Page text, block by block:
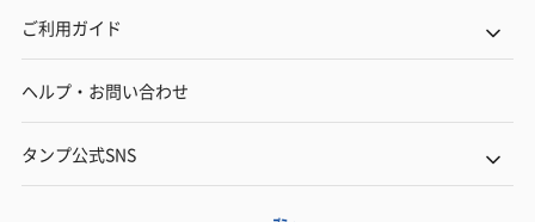
ご利用ガイド
ヘルプ・お問い合わせ
タンプ公式SNS